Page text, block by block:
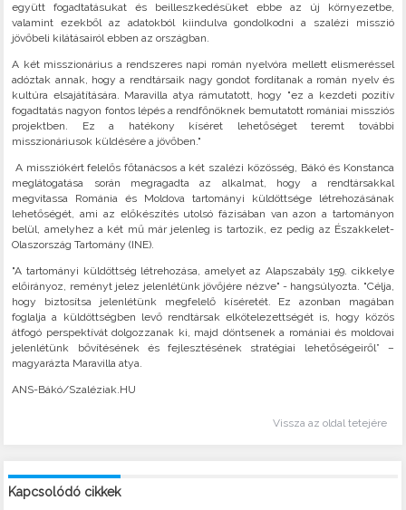
együtt fogadtatásukat és beilleszkedésüket ebbe az új környezetbe,
valamint ezekből az adatokból kiindulva gondolkodni a szalézi misszió
jövőbeli kilátásairól ebben az országban.
A két misszionárius a rendszeres napi román nyelvóra mellett elismeréssel
adóztak annak, hogy a rendtársaik nagy gondot fordítanak a román nyelv és
kultúra elsajátítására. Maravilla atya rámutatott, hogy "ez a kezdeti pozitív
fogadtatás nagyon fontos lépés a rendfőnöknek bemutatott romániai missziós
projektben. Ez a hatékony kíséret lehetőséget teremt további
misszionáriusok küldésére a jövőben."
A missziókért felelős főtanácsos a két szalézi közösség, Bákó és Konstanca
meglátogatása során megragadta az alkalmat, hogy a rendtársakkal
megvitassa Románia és Moldova tartományi küldöttsége létrehozásának
lehetőségét, ami az előkészítés utolsó fázisában van azon a tartományon
belül, amelyhez a két mű már jelenleg is tartozik, ez pedig az Északkelet-
Olaszország Tartomány (INE).
"A tartományi küldöttség létrehozása, amelyet az Alapszabály 159. cikkelye
előirányoz, reményt jelez jelenlétünk jövőjére nézve" - hangsúlyozta. "Célja,
hogy biztosítsa jelenlétünk megfelelő kíséretét. Ez azonban magában
foglalja a küldöttségben levő rendtársak elkötelezettségét is, hogy közös
átfogó perspektívát dolgozzanak ki, majd döntsenek a romániai és moldovai
jelenlétünk bővítésének és fejlesztésének stratégiai lehetőségeiről” –
magyarázta Maravilla atya.
ANS-Bákó/Szaléziak.HU
Vissza az oldal tetejére
Kapcsolódó cikkek